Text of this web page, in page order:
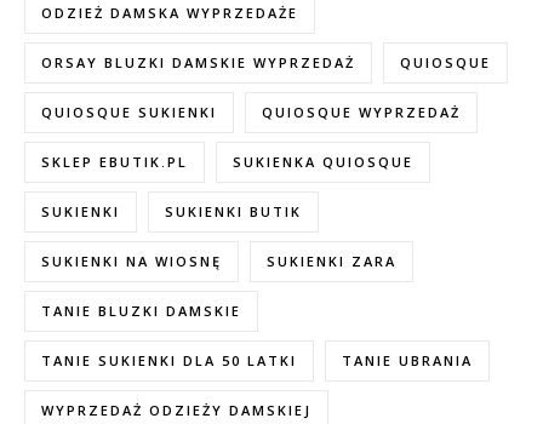
ODZIEŻ DAMSKA WYPRZEDAŻE
ORSAY BLUZKI DAMSKIE WYPRZEDAŻ QUIOSQUE
QUIOSQUE SUKIENKI QUIOSQUE WYPRZEDAŻ
SKLEP EBUTIK.PL SUKIENKA QUIOSQUE
SUKIENKI SUKIENKI BUTIK
SUKIENKI NA WIOSNĘ SUKIENKI ZARA
TANIE BLUZKI DAMSKIE
TANIE SUKIENKI DLA 50 LATKI TANIE UBRANIA
WYPRZEDAŻ ODZIEŻY DAMSKIEJ